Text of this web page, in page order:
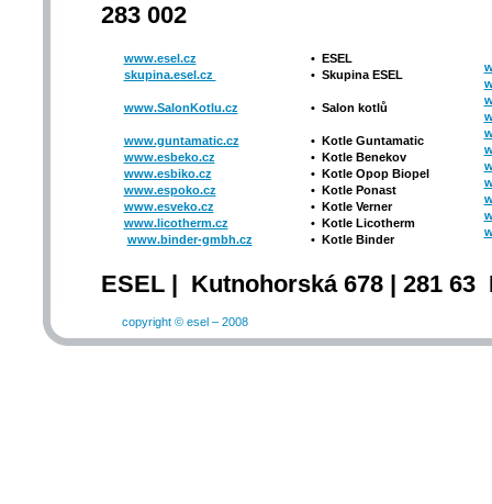
283 002
www.esel.cz
skupina.esel.cz
www.SalonKotlu.cz
www.guntamatic.cz
www.esbeko.cz
www.esbiko.cz
www.espoko.cz
www.esveko.cz
www.licotherm.cz
www.binder-gmbh.cz
• ESEL
• Skupina ESEL
• Salon kotlů
• Kotle Guntamatic
• Kotle Benekov
• Kotle Opop Biopel
• Kotle Ponast
• Kotle Verner
• Kotle Licotherm
• Kotle Binder
ESEL | Kutnohorská 678 | 281
copyright © esel – 2008